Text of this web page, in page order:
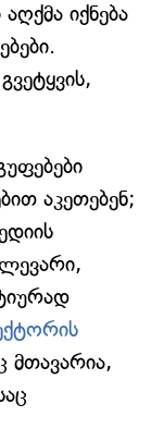
იქნება
აკეთებენ;
მთავარია,